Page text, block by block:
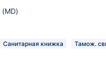
(MD)
Санитарная книжка Тамож.